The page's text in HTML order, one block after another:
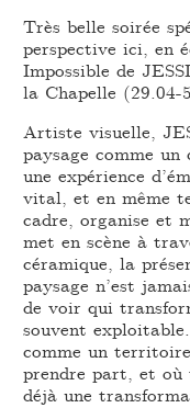
Très belle soirée
perspective ici, en
Impossible de
la Chapelle (29.04-
Artiste visuelle,
paysage comme
une expérience
vital, et en même
cadre, organise et
met en scène à
céramique, la
paysage n’est
de voir qui
souvent
comme un
prendre part, et où
déjà une